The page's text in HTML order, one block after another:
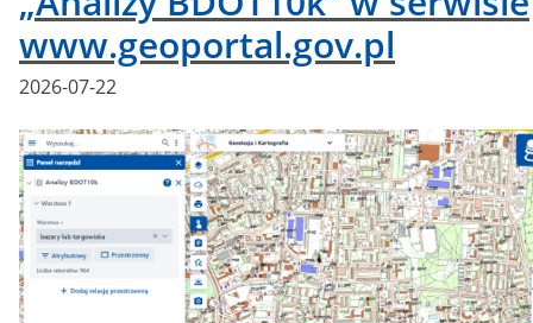
www.geoportal.gov.pl
Posted
2026-07-22